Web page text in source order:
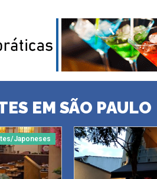
EM SÃO PAULO
Japoneses